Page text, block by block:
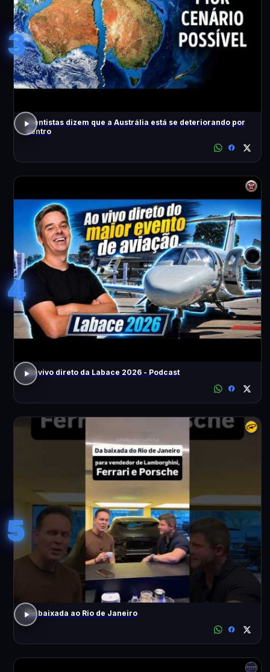
3
Cientistas dizem que a Austrália está se deteriorando por
dentro
4
Ao vivo direto da Labace 2026 - Podcast
5
Da baixada ao Rio de Janeiro